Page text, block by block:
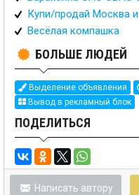
Купи/продай Москва
Весёлая компашка
БОЛЬШЕ ЛЮДЕЙ
Выделение объявления
Вывод в рекламный блок
ПОДЕЛИТЬСЯ
Написать автору